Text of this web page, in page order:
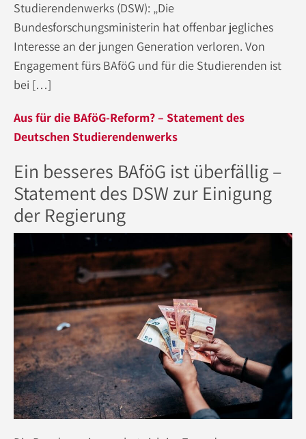
Studierendenwerks (DSW): „Die
Bundesforschungsministerin hat offenbar jegliches
Interesse an der jungen Generation verloren. Von
Engagement fürs BAföG und für die Studierenden ist
bei […]
Aus für die BAföG-Reform? – Statement des
Deutschen Studierendenwerks
Ein besseres BAföG ist überfällig –
Statement des DSW zur Einigung
der Regierung